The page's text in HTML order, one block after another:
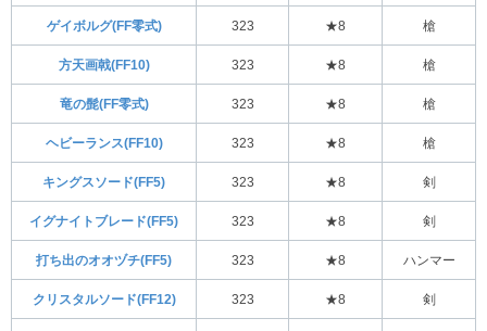
ゲイボルグ(FF零式) 323 ★8 槍
方天画戟(FF10) 323 ★8 槍
竜の髭(FF零式) 323 ★8 槍
ヘビーランス(FF10) 323 ★8 槍
キングスソード(FF5) 323 ★8 剣
イグナイトブレード(FF5) 323 ★8 剣
打ち出のオオヅチ(FF5) 323 ★8 ハンマー
クリスタルソード(FF12) 323 ★8 剣